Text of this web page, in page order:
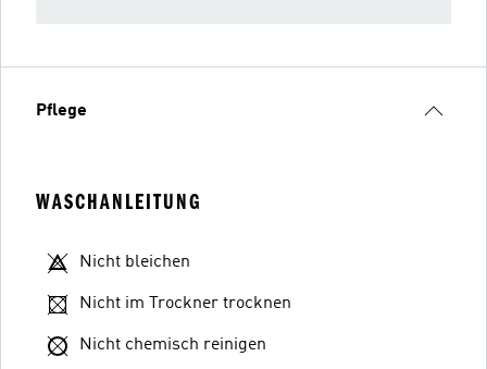
Pflege
WASCHANLEITUNG
Nicht bleichen
Nicht im Trockner trocknen
Nicht chemisch reinigen